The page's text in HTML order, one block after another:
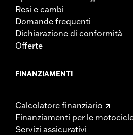
Resi e cambi
Domande frequenti
Dichiarazione di conformità
Offerte
FINANZIAMENTI
Calcolatore finanziario
Finanziamenti per le
Servizi assicurativi